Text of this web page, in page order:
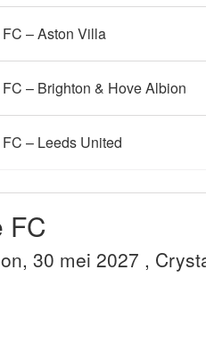
– Aston Villa
– Brighton & Hove Albion
– Leeds United
FC
30 mei 2027 ,